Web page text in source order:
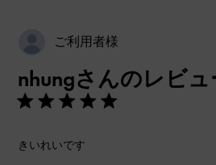
ご利用者様
nhungさんのレビュ
きいれいです